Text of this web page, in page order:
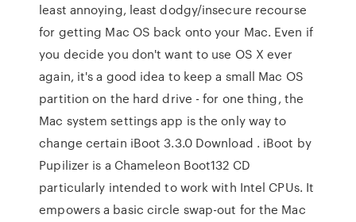
least annoying, least dodgy/insecure recourse
for getting Mac OS back onto your Mac. Even if
you decide you don't want to use OS X ever
again, it's a good idea to keep a small Mac OS
partition on the hard drive - for one thing, the
Mac system settings app is the only way to
change certain iBoot 3.3.0 Download . iBoot by
Pupilizer is a Chameleon Boot132 CD
particularly intended to work with Intel CPUs. It
empowers a basic circle swap-out for the Mac